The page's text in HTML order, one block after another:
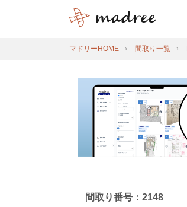
マドリーHOME 間取り一覧
間取り番号：2148